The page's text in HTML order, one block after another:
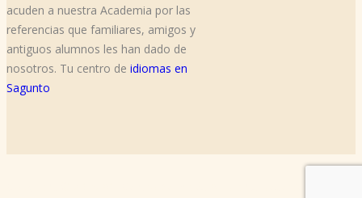
acuden a nuestra Academia por las
referencias que familiares, amigos y
antiguos alumnos les han dado de
nosotros. Tu centro de idiomas en
Sagunto